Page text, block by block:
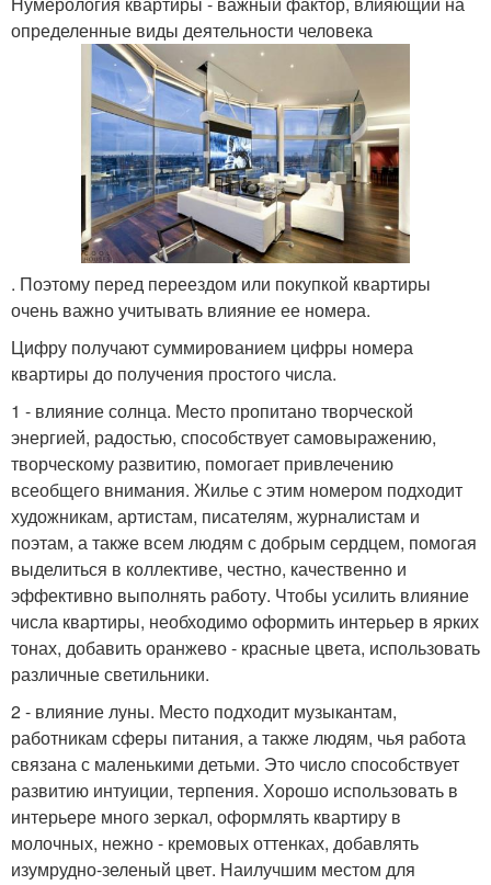
определенные виды деятельности человека
. Поэтому перед переездом или покупкой квартиры
очень важно учитывать влияние ее номера.
Цифру получают суммированием цифры номера
квартиры до получения простого числа.
1 - влияние солнца. Место пропитано творческой
энергией, радостью, способствует самовыражению,
творческому развитию, помогает привлечению
всеобщего внимания. Жилье с этим номером подходит
художникам, артистам, писателям, журналистам и
поэтам, а также всем людям с добрым сердцем, помогая
выделиться в коллективе, честно, качественно и
эффективно выполнять работу. Чтобы усилить влияние
числа квартиры, необходимо оформить интерьер в ярких
тонах, добавить оранжево - красные цвета, использовать
различные светильники.
2 - влияние луны. Место подходит музыкантам,
работникам сферы питания, а также людям, чья работа
связана с маленькими детьми. Это число способствует
развитию интуиции, терпения. Хорошо использовать в
интерьере много зеркал, оформлять квартиру в
молочных, нежно - кремовых оттенках, добавлять
изумрудно-зеленый цвет. Наилучшим местом для